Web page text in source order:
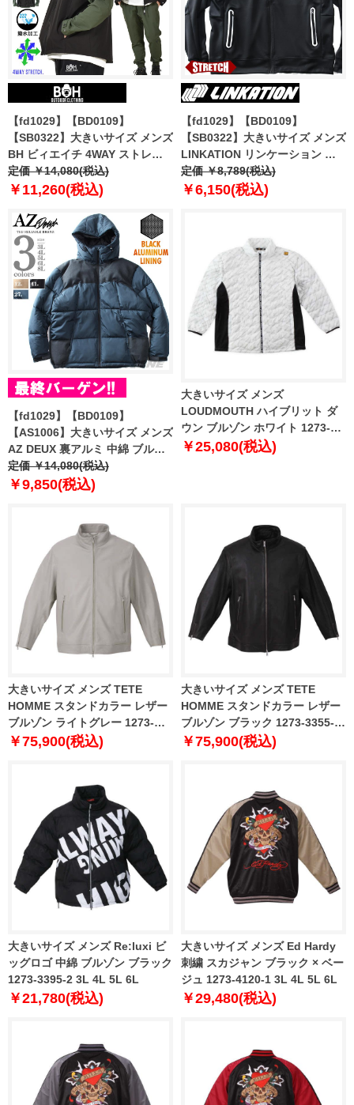
【fd1029】【BD0109】
【SB0322】大きいサイズ メンズ
BH ビィエイチ 4WAY ストレッ
チ セパレート フーデッド ブルゾ
ン 撥水加工 bhb-240101
定価 ￥14,080(税込)
￥11,260(税込)
【fd1029】【BD0109】
【SB0322】大きいサイズ メンズ
LINKATION リンケーション ポ
ンチ ラグラン ストレッチ スタジ
アム ブルゾン アスレジャー スポ
定価 ￥8,789(税込)
￥6,150(税込)
【fd1029】【BD0109】
【AS1006】大きいサイズ メンズ
AZ DEUX 裏アルミ 中綿 ブルゾ
ン 3271-540z
定価 ￥14,080(税込)
￥9,850(税込)
大きいサイズ メンズ
LOUDMOUTH ハイブリット ダ
ウン ブルゾン ホワイト 1273-
3330-1 3L 4L 5L 6L
￥25,080(税込)
大きいサイズ メンズ TETE
HOMME スタンドカラー レザー
ブルゾン ライトグレー 1273-
3355-1 3L 4L 5L 6L
￥75,900(税込)
大きいサイズ メンズ TETE
HOMME スタンドカラー レザー
ブルゾン ブラック 1273-3355-2
3L 4L 5L 6L
￥75,900(税込)
大きいサイズ メンズ Re:luxi ビ
ッグロゴ 中綿 ブルゾン ブラック
1273-3395-2 3L 4L 5L 6L
￥21,780(税込)
大きいサイズ メンズ Ed Hardy
刺繍 スカジャン ブラック × ベー
ジュ 1273-4120-1 3L 4L 5L 6L
￥29,480(税込)